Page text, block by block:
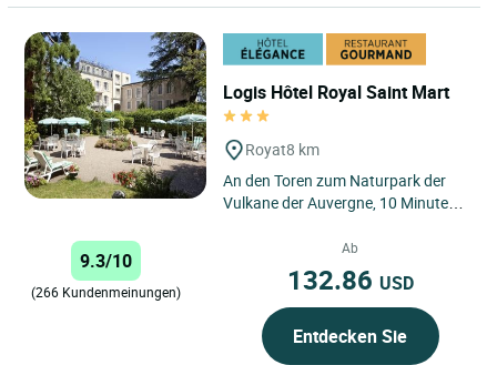
Logis Hôtel Royal Saint Mart
Royat8 km
An den Toren zum Naturpark der
Vulkane der Auvergne, 10 Minuten
„Vulcania“ und 3 km...
9.3/10
(266 Kundenmeinungen)
Ab
132.86 USD
Entdecken Sie